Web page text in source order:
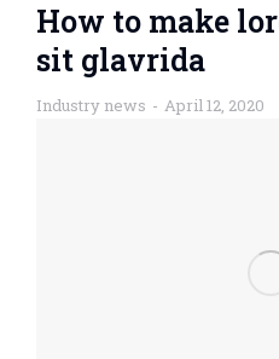
How to make
sit glavrida
Industry news April 12, 2020